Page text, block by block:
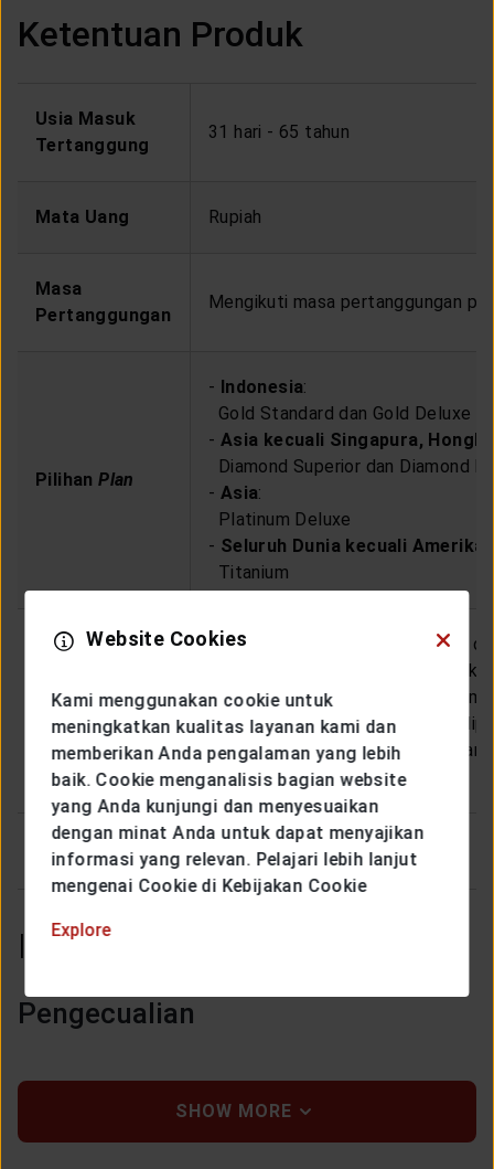
Ketentuan Produk
Usia Masuk
Tertanggung
31 hari - 65 tahun
Mata Uang Rupiah
Masa
Pertanggungan
Mengikuti masa pertanggungan
PilihanPlan
- Indonesia:
Gold Standard dan Gold Deluxe
- Asia kecuali Singapura,
Diamond Superior dan Diamond
- Asia:
Platinum Deluxe
- Seluruh Dunia kecuali Amerika
Titanium
Premi
Premi Risiko Asuransi Tambahan
Asuransi Tambahan akan
menjanjikan besarnya Premi dan
Tambahan ini diperbaharui atau
pemberitahuan 30 (tiga puluh) hari
efektif.
Informasi Penting
Pengecualian
SHOW MORE
Website Cookies
Kami menggunakan cookie untuk
meningkatkan kualitas layanan kami dan
memberikan Anda pengalaman yang lebih
baik. Cookie menganalisis bagian website
yang Anda kunjungi dan menyesuaikan
dengan minat Anda untuk dapat menyajikan
informasi yang relevan. Pelajari lebih lanjut
mengenai Cookie di Kebijakan Cookie
Explore